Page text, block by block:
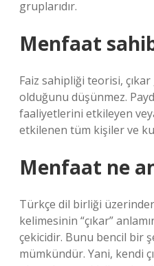
gruplarıdır.
Menfaat
Faiz sahipliği teorisi, çıkar
olduğunu düşünmez.
faaliyetlerini etkileyen
etkilenen tüm kişiler ve
Menfaat ne
Türkçe dil birliği üzerinden
kelimesinin “çıkar”
çekicidir. Bunu bencil bir
mümkündür. Yani, kendi